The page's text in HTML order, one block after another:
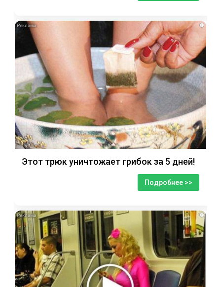
i
Этот трюк уничтожает грибок за 5 дней!
Подробнее >>
i